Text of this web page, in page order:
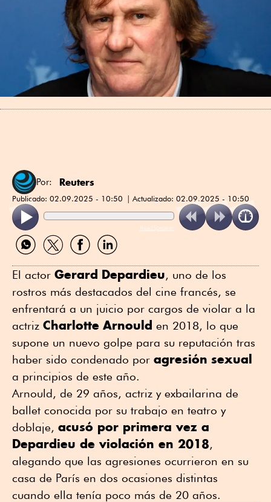
Por: Reuters
Publicado: 02.09.2025 - 10:50 Actualizado: 02.09.2025 - 10:50
ReadSpeaker
Compartir
por
Compartir
por
Compartir
por
Compartir
por
El actor Gerard Depardieu, uno de los
rostros más destacados del cine francés, se
enfrentará a un juicio por cargos de violar a la
actriz Charlotte Arnould en 2018, lo que
supone un nuevo golpe para su reputación tras
haber sido condenado por agresión sexual
a principios de este año.
Arnould, de 29 años, actriz y exbailarina de
ballet conocida por su trabajo en teatro y
doblaje, acusó por primera vez a
Depardieu de violación en 2018,
alegando que las agresiones ocurrieron en su
casa de París en dos ocasiones distintas
cuando ella tenía poco más de 20 años.